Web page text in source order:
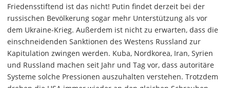
Friedensstiftend ist das nicht! Putin findet derzeit bei der
russischen Bevölkerung sogar mehr Unterstützung als vor
dem Ukraine-Krieg. Außerdem ist nicht zu erwarten, dass die
einschneidenden Sanktionen des Westens Russland zur
Kapitulation zwingen werden. Kuba, Nordkorea, Iran, Syrien
und Russland machen seit Jahr und Tag vor, dass autoritäre
Systeme solche Pressionen auszuhalten verstehen. Trotzdem